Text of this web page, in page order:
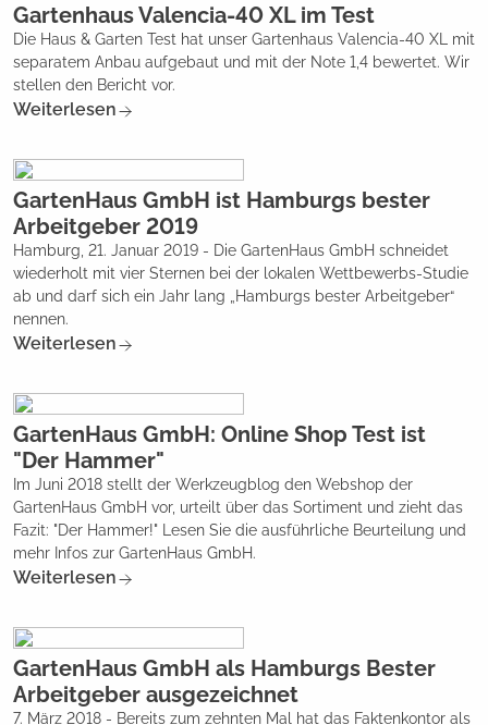
Gartenhaus Valencia-40 XL im Test
Die Haus & Garten Test hat unser Gartenhaus Valencia-40 XL mit
separatem Anbau aufgebaut und mit der Note 1,4 bewertet. Wir
stellen den Bericht vor.
Weiterlesen
GartenHaus GmbH ist Hamburgs bester
Arbeitgeber 2019
Hamburg, 21. Januar 2019 - Die GartenHaus GmbH schneidet
wiederholt mit vier Sternen bei der lokalen Wettbewerbs-Studie
ab und darf sich ein Jahr lang „Hamburgs bester Arbeitgeber“
nennen.
Weiterlesen
GartenHaus GmbH: Online Shop Test ist
"Der Hammer"
Im Juni 2018 stellt der Werkzeugblog den Webshop der
GartenHaus GmbH vor, urteilt über das Sortiment und zieht das
Fazit: "Der Hammer!" Lesen Sie die ausführliche Beurteilung und
mehr Infos zur GartenHaus GmbH.
Weiterlesen
GartenHaus GmbH als Hamburgs Bester
Arbeitgeber ausgezeichnet
7. März 2018 - Bereits zum zehnten Mal hat das Faktenkontor als